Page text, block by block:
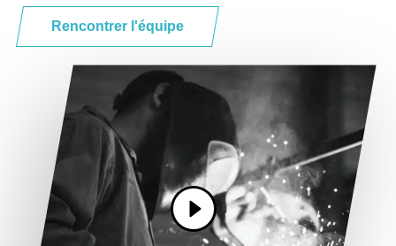
Rencontrer l'équipe